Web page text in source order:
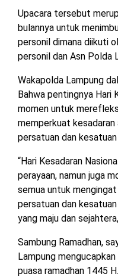
UTARA
MESUJI
BARAT
TULANG
BAWANG
BAWANG
BARAT
WAYKANAN
DPRD
LAMBAR
DPRD
DPRD
LAMPUNG
UTARA
MESUJI
DPRD
PESISIR
BARAT
DPRD
TULANG
BAWANG
Upacara tersebut
bulannya untuk
personil dimana diikuti
personil dan Asn Polda
Wakapolda Lampung
Bahwa pentingnya Hari
momen untuk
memperkuat kesadaran
persatuan dan kesatuan
“Hari Kesadaran
perayaan, namun juga
semua untuk
persatuan dan
yang maju dan
Sambung Ramadhan,
Lampung
puasa ramadhan 1445 H.